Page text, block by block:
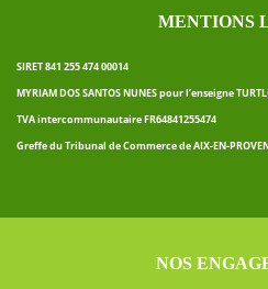
MENTIONS
SIRET 841 255 474 00014
MYRIAM DOS SANTOS NUNES pour l’enseigne
TVA intercommunautaire FR64841255474
Greffe du Tribunal de Commerce de AIX-EN-
NOS